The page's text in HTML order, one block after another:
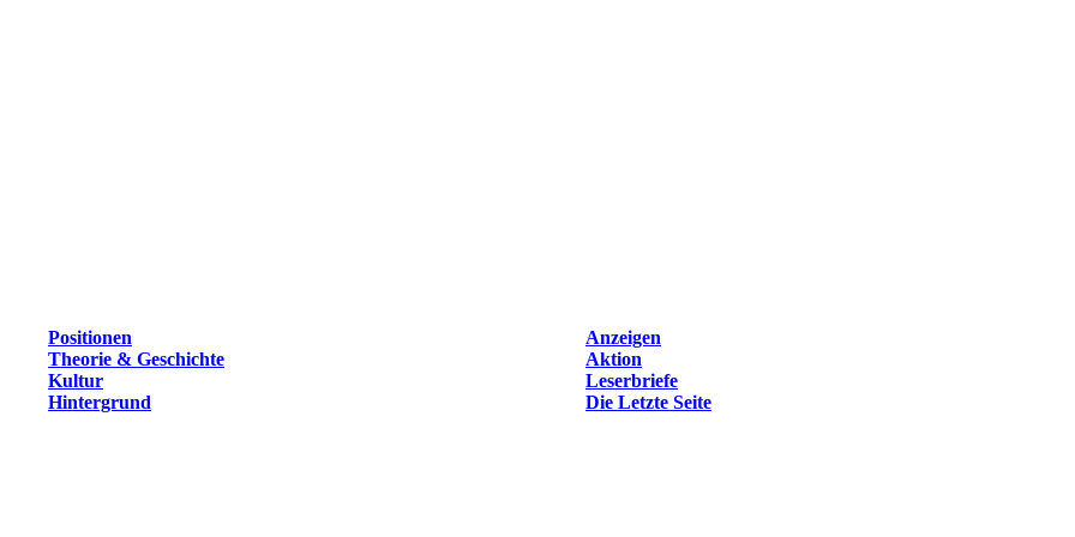
Positionen
Anzeigen
Theorie & Geschichte
Aktion
Kultur
Leserbriefe
Hintergrund Die Letzte Seite